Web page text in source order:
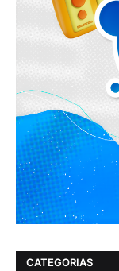
CATEGORIAS